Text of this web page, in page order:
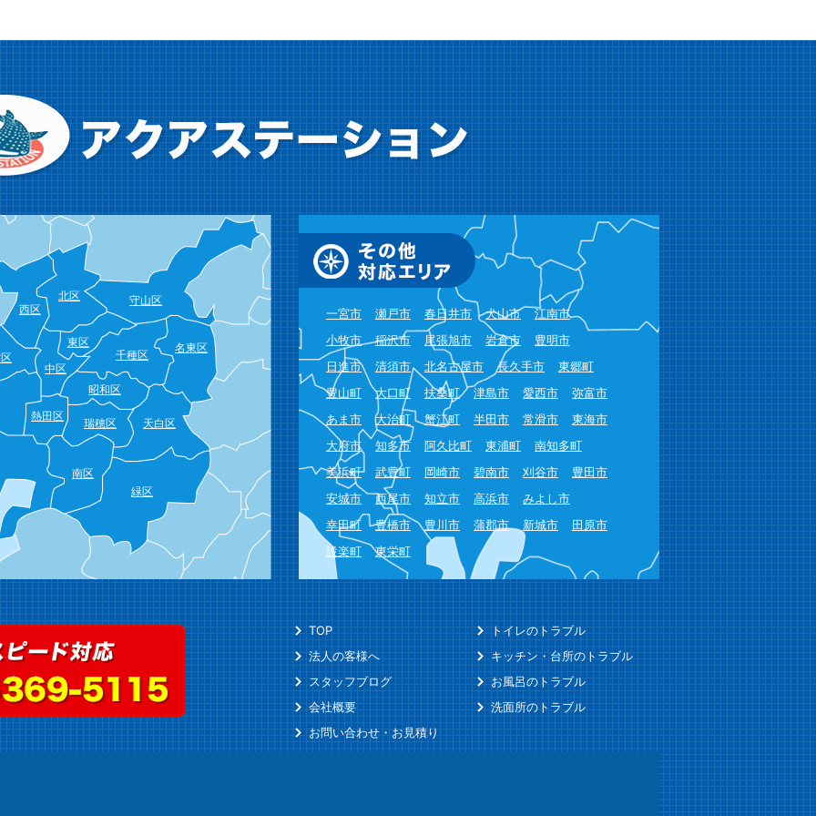
北区
西区
守山区
東区 名東区
千種区
中区
昭和区
天白区
瑞穂区
熱田区
緑区
南区
一宮市 瀬戸市 春日井市 犬山市
江南市
小牧市
稲沢市 尾張旭市 岩倉市
豊明市
日進市
清須市 北名古屋市 長久手市
東郷町
豊山町
大口町 扶桑町 津島市 愛西市
弥富市
あま市
大治町 蟹江町 半田市 常滑市
東海市
大府市
知多市 阿久比町 東浦町
南知多町
美浜町
武豊町 岡崎市 碧南市 刈谷市
豊田市
安城市
西尾市 知立市 高浜市
みよし市
幸田町
豊橋市 豊川市 蒲郡市 新城市
田原市
設楽町
東栄町
TOP
法人の客様へ
スタッフブログ
会社概要
お問い合わせ・お見積り
トイレのトラブル
キッチン・台所のトラブル
お風呂のトラブル
洗面所のトラブル